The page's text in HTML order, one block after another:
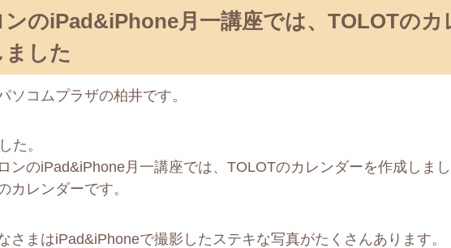
ンのiPad&iPhone月一講座では、TOLOTのカ
ました
ソコムプラザの柏井です。
た。
ンのiPad&iPhone月一講座では、TOLOTのカレンダーを作成しまし
カレンダーです。
さまはiPad&iPhoneで撮影したステキな写真がたくさんあります。